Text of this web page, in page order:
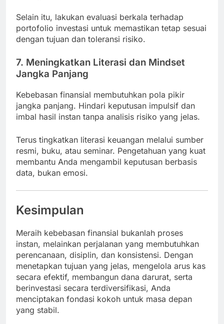
Selain itu, lakukan evaluasi berkala terhadap
portofolio investasi untuk memastikan tetap sesuai
dengan tujuan dan toleransi risiko.
7. Meningkatkan Literasi dan Mindset
Jangka Panjang
Kebebasan finansial membutuhkan pola pikir
jangka panjang. Hindari keputusan impulsif dan
imbal hasil instan tanpa analisis risiko yang jelas.
Terus tingkatkan literasi keuangan melalui sumber
resmi, buku, atau seminar. Pengetahuan yang kuat
membantu Anda mengambil keputusan berbasis
data, bukan emosi.
Kesimpulan
Meraih kebebasan finansial bukanlah proses
instan, melainkan perjalanan yang membutuhkan
perencanaan, disiplin, dan konsistensi. Dengan
menetapkan tujuan yang jelas, mengelola arus kas
secara efektif, membangun dana darurat, serta
berinvestasi secara terdiversifikasi, Anda
menciptakan fondasi kokoh untuk masa depan
yang stabil.